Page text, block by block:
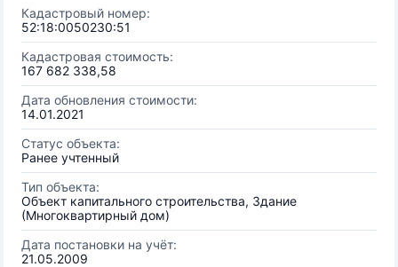
Кадастровый номер:
52:18:0050230:51
Кадастровая стоимость:
167 682 338,58
Дата обновления стоимости:
14.01.2021
Статус объекта:
Ранее учтенный
Тип объекта:
Объект капитального строительства, Здание
(Многоквартирный дом)
Дата постановки на учёт:
21.05.2009